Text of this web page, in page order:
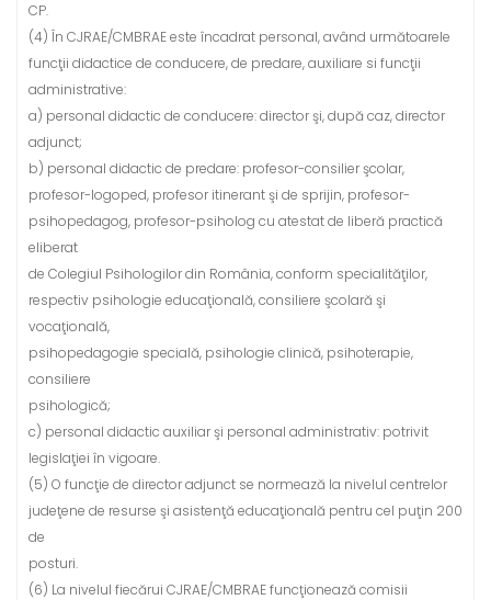
CP.
(4) În CJRAE/CMBRAE este încadrat personal, având următoarele
funcţii didactice de conducere, de predare, auxiliare si funcţii
administrative:
a) personal didactic de conducere: director şi, după caz, director
adjunct;
b) personal didactic de predare: profesor-consilier şcolar,
profesor-logoped, profesor itinerant şi de sprijin, profesor-
psihopedagog, profesor-psiholog cu atestat de liberă practică
eliberat
de Colegiul Psihologilor din România, conform specialităţilor,
respectiv psihologie educaţională, consiliere şcolară şi
vocaţională,
psihopedagogie specială, psihologie clinică, psihoterapie,
consiliere
psihologică;
c) personal didactic auxiliar şi personal administrativ: potrivit
legislaţiei în vigoare.
(5) O funcţie de director adjunct se normează la nivelul centrelor
judeţene de resurse şi asistenţă educaţională pentru cel puţin 200
de
posturi.
(6) La nivelul fiecărui CJRAE/CMBRAE funcţionează comisii